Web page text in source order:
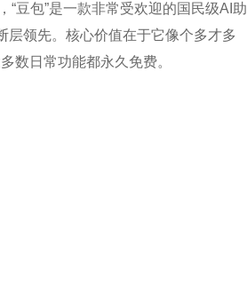
豆包”是一款非常受欢迎的国民级AI助
层领先。核心价值在于它像个多才多
数日常功能都永久免费。